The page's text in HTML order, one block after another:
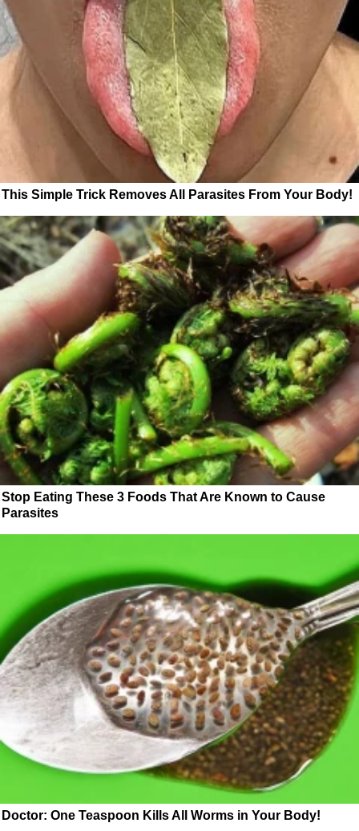
This Simple Trick Removes All Parasites From Your Body!
Stop Eating These 3 Foods That Are Known to Cause
Parasites
Doctor: One Teaspoon Kills All Worms in Your Body!